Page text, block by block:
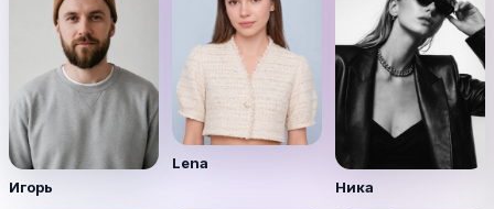
Игорь
Lena
Ника